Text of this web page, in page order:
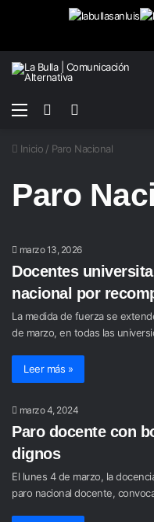
Menú
Buscar
Inicio / Paro Nacional
Paro
marzo 13, 2026
Docentes
nacional por
La medida de fuerza se
de marzo, en todas las
Leer más »
marzo 4, 2024
Paro docente con
dignos
El lunes 4 de marzo, la
paro nacional docente,